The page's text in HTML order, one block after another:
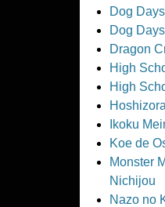
Dog
Dog
Dragon
High
High
Ikoku
Koe de
Monster
Nichijou
Nazo no